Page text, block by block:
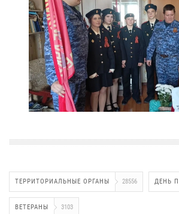
ТЕРРИТОРИАЛЬНЫЕ ОРГАНЫ 28556 ДЕНЬ
ВЕТЕРАНЫ 3103